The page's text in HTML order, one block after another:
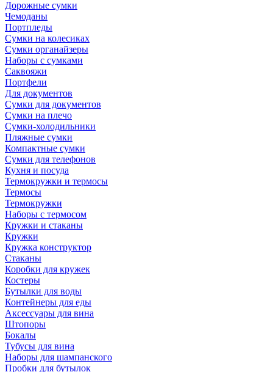
Дорожные сумки
Чемоданы
Портпледы
Сумки на колесиках
Сумки органайзеры
Наборы с сумками
Саквояжи
Портфели
Для документов
Сумки для документов
Сумки на плечо
Сумки-холодильники
Пляжные сумки
Компактные сумки
Сумки для телефонов
Кухня и посуда
Термокружки и термосы
Термосы
Термокружки
Наборы с термосом
Кружки и стаканы
Кружки
Кружка конструктор
Стаканы
Коробки для кружек
Костеры
Бутылки для воды
Контейнеры для еды
Аксессуары для вина
Штопоры
Бокалы
Тубусы для вина
Наборы для шампанского
Пробки для бутылок